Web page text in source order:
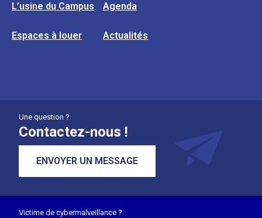
L’usine du Campus Agenda
Espaces à louer Actualités
Une question ?
Contactez-nous !
ENVOYER UN MESSAGE
Victime de cybermalveillance ?